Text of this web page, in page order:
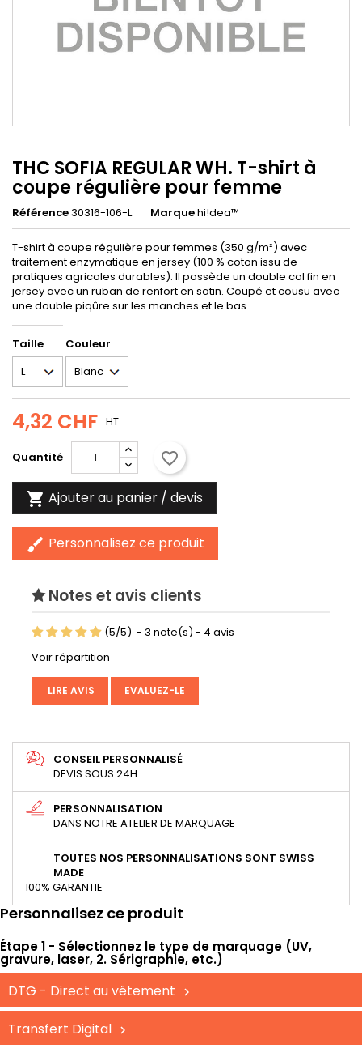
THC SOFIA REGULAR WH. T-shirt à
coupe régulière pour femme
Référence30316-106-L Marquehi!dea™
T-shirt à coupe régulière pour femmes (350 g/m²) avec
traitement enzymatique en jersey (100 % coton issu de
pratiques agricoles durables). Il possède un double col fin en
jersey avec un ruban de renfort en satin. Coupé et cousu avec
une double piqûre sur les manches et le bas
Taille Couleur
4,32 CHF HT
Quantité favorite_border
 Ajouter au panier / devis
brush Personnalisez ce produit
Notes et avis clients
(5/5) - 3 note(s) - 4 avis
Voir répartition
LIRE AVIS EVALUEZ-LE
CONSEIL PERSONNALISÉ
DEVIS SOUS 24H
PERSONNALISATION
DANS NOTRE ATELIER DE MARQUAGE
TOUTES NOS PERSONNALISATIONS SONT SWISS
MADE
100% GARANTIE
Personnalisez ce produit
Étape 1 - Sélectionnez le type de marquage (UV,
gravure, laser, 2. Sérigraphie, etc.)
DTG - Direct au vêtement
Transfert Digital